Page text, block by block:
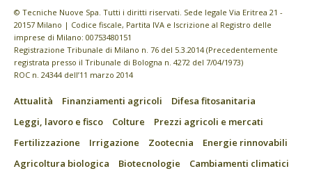
© Tecniche Nuove Spa. Tutti i diritti riservati. Sede legale Via Eritrea 21 -
20157 Milano | Codice fiscale, Partita IVA e Iscrizione al Registro delle
imprese di Milano: 00753480151
Registrazione Tribunale di Milano n. 76 del 5.3.2014 (Precedentemente
registrata presso il Tribunale di Bologna n. 4272 del 7/04/1973)
ROC n. 24344 dell’11 marzo 2014
Attualità Finanziamenti agricoli
Difesa fitosanitaria
Leggi, lavoro e fisco
Colture
Prezzi agricoli e mercati
Fertilizzazione
Irrigazione Zootecnia
Energie rinnovabili
Agricoltura biologica
Biotecnologie
Cambiamenti climatici